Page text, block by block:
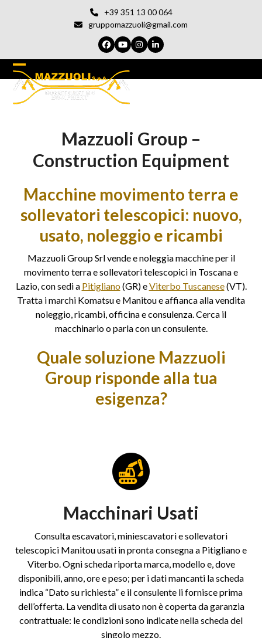
+39 351 13 00 064
gruppomazzuoli@gmail.com
Facebook
YouTubeInstagram
LinkedIn
Open
mobile
Chiudi
cellulare
Mazzuoli Group –
Construction Equipment
Macchine movimento terra e
sollevatori telescopici: nuovo,
usato, noleggio e ricambi
Mazzuoli Group Srl vende e noleggia macchine per il
movimento terra e sollevatori telescopici in Toscana e
Lazio, con sedi a Pitigliano(GR) eViterbo Tuscanese(VT).
Tratta i marchi Komatsu e Manitou e affianca alla vendita
noleggio, ricambi, officina e consulenza. Cerca il
macchinario o parla con un consulente.
Quale soluzione Mazzuoli
Group risponde alla tua
esigenza?
Macchinari Usati
Consulta escavatori, miniescavatori e sollevatori
telescopici Manitou usati in pronta consegna a Pitigliano e
Viterbo. Ogni scheda riporta marca, modello e, dove
disponibili, anno, ore e peso; per i dati mancanti la scheda
indica “Dato su richiesta” e il consulente li fornisce prima
dell’offerta. La vendita di usato non è coperta da garanzia
contrattuale: le condizioni sono indicate nella scheda del
singolo mezzo.